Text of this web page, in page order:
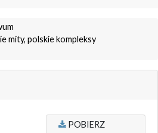
mity, polskie kompleksy
POBIERZ